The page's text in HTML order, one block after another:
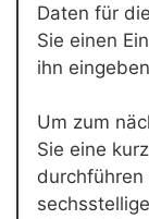
Daten für
Sie einen
ihn
Um zum
Sie eine
durchführen